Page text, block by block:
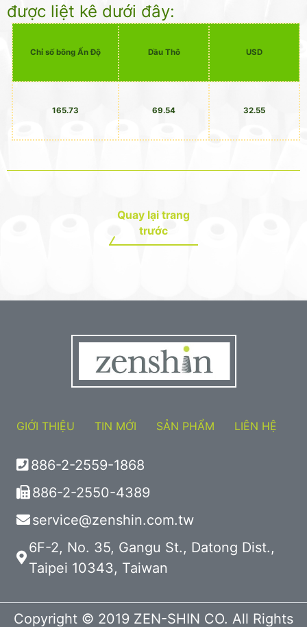
được liệt kê dưới đây:
Chỉ số bông Ấn Độ Dầu Thô USD
165.73 69.54 32.55
Quay lại trang
trước
GIỚI THIỆU TIN MỚI SẢN PHẨM LIÊN HỆ
886-2-2559-1868
886-2-2550-4389
service@zenshin.com.tw
6F-2, No. 35, Gangu St., Datong Dist.,
Taipei 10343, Taiwan
Copyright © 2019 ZEN-SHIN CO. All Rights